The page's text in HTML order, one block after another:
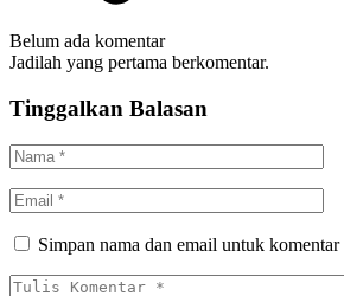
Belum ada komentar
Jadilah yang pertama berkomentar.
Tinggalkan Balasan
Simpan nama dan email untuk